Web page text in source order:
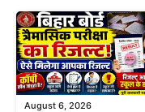
August 6, 2026